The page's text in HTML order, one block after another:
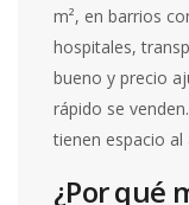
m², en barrios
hospitales,
bueno y precio
rápido se
tienen espacio al
¿Por qué